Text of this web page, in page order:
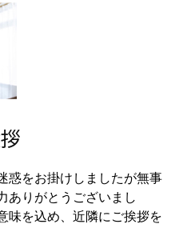
惑をお掛けしましたが無事
ありがとうございまし
味を込め、近隣にご挨拶を